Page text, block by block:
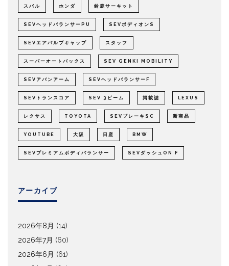
スバル ホンダ 鈴鹿サーキット
SEVヘッドバランサーPU SEVボディオンS
SEVエアバルブキャップ スタッフ
スーパーオートバックス SEV GENKI MOBILITY
SEVアバンアーム SEVヘッドバランサーF
SEVトランスコア SEV 3ビーム 掲載誌 LEXUS
レクサス TOYOTA SEVブレーキSC 新商品
YOUTUBE 大阪 日産 BMW
SEVプレミアムボディバランサー SEVダッシュON F
アーカイブ
2026年8月 (14)
2026年7月 (60)
2026年6月 (61)